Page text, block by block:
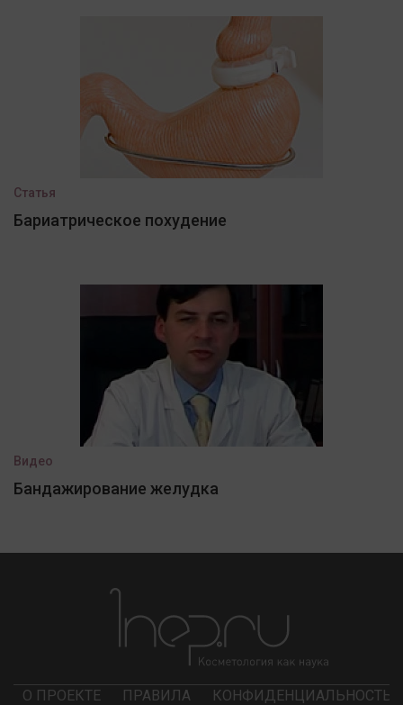
Статья
Бариатрическое похудение
Видео
Бандажирование желудка
О ПРОЕКТЕ ПРАВИЛА КОНФИДЕНЦИАЛЬНОСТЬ